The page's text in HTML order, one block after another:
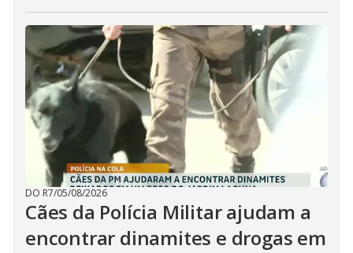
DO R7/05/08/2026
Cães da Polícia Militar ajudam a
encontrar dinamites e drogas em